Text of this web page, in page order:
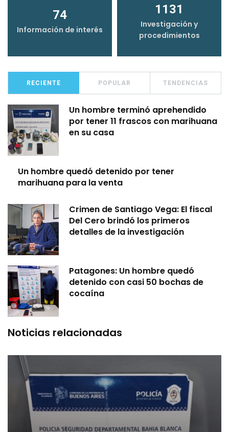
74
Información de interés
1131
Investigación y
procedimientos
RECIENTE POPULAR TENDENCIAS
Un hombre terminó aprehendido
por tener 11 frascos con marihuana
en su casa
Un hombre quedó detenido por tener
marihuana para la venta
Crimen de Santiago Vega: El fiscal
Del Cero brindó los primeros
detalles de la investigación
Patagones: Un hombre quedó
detenido con casi 50 bochas de
cocaína
Noticias relacionadas